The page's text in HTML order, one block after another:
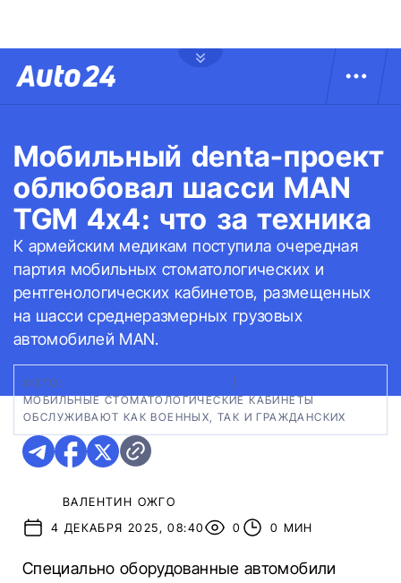
Мобильный denta-проект
облюбовал шасси MAN
TGM 4х4: что за техника
К армейским медикам поступила очередная
партия мобильных стоматологических и
рентгенологических кабинетов, размещенных
на шасси среднеразмерных грузовых
автомобилей MAN.
ФОТО:
МОБИЛЬНЫЕ СТОМАТОЛОГИЧЕСКИЕ КАБИНЕТЫ
ОБСЛУЖИВАЮТ КАК ВОЕННЫХ, ТАК И ГРАЖДАНСКИХ
ВАЛЕНТИН ОЖГО
4 ДЕКАБРЯ 2025, 08:40
0 0 МИН
Специально оборудованные автомобили